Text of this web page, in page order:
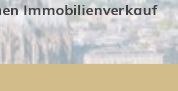
Immobilienverkauf